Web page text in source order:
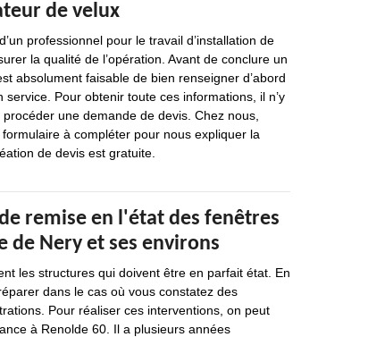
de velux
professionnel pour le travail d’installation de
la qualité de l’opération. Avant de conclure un
absolument faisable de bien renseigner d’abord
Pour obtenir toute ces informations, il n’y
une demande de devis. Chez nous,
à compléter pour nous expliquer la
de devis est gratuite.
remise en l'état des fenêtres
de Nery et ses environs
les structures qui doivent être en parfait état. En
dans le cas où vous constatez des
Pour réaliser ces interventions, on peut
à Renolde 60. Il a plusieurs années